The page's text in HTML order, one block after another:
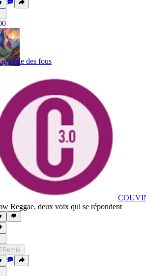
des fous
Reggae, deux voix qui se répondent
Remix